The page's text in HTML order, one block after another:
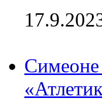
Симеоне